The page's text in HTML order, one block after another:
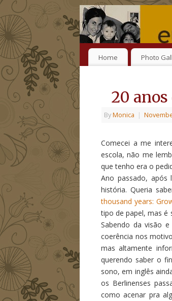
Home Photo
20
ByMonica |
Comecei a me
escola, não me
que tenho era o
Ano passado, após
história. Queria
thousand years:
tipo de papel, mas é
Sabendo da visão
coerência nos
mas altamente
querendo saber o
sono, em inglês
os Berlinenses
como acenar pra